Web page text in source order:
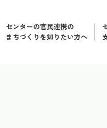
センターの官民連携の
まちづくりを知りたい方へ